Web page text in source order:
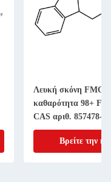
Λευκή σκόνη
καθαρότητα 98+
CAS αριθ. 857478-
Βρείτε την